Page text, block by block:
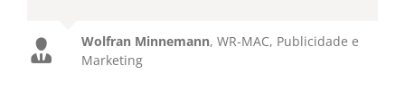
Wolfran Minnemann, WR-MAC, Publicidade e
Marketing